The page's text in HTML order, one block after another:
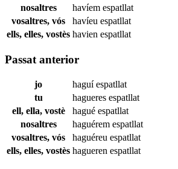
nosaltres
havíem espatllat
vosaltres, vós
havíeu espatllat
ells, elles, vostès havien espatllat
Passat anterior
jo haguíespatllat
tu
hagueres espatllat
ell, ella, vostè
hagué espatllat
nosaltres
haguérem espatllat
vosaltres, vós
haguéreu espatllat
ells, elles, vostès hagueren espatllat